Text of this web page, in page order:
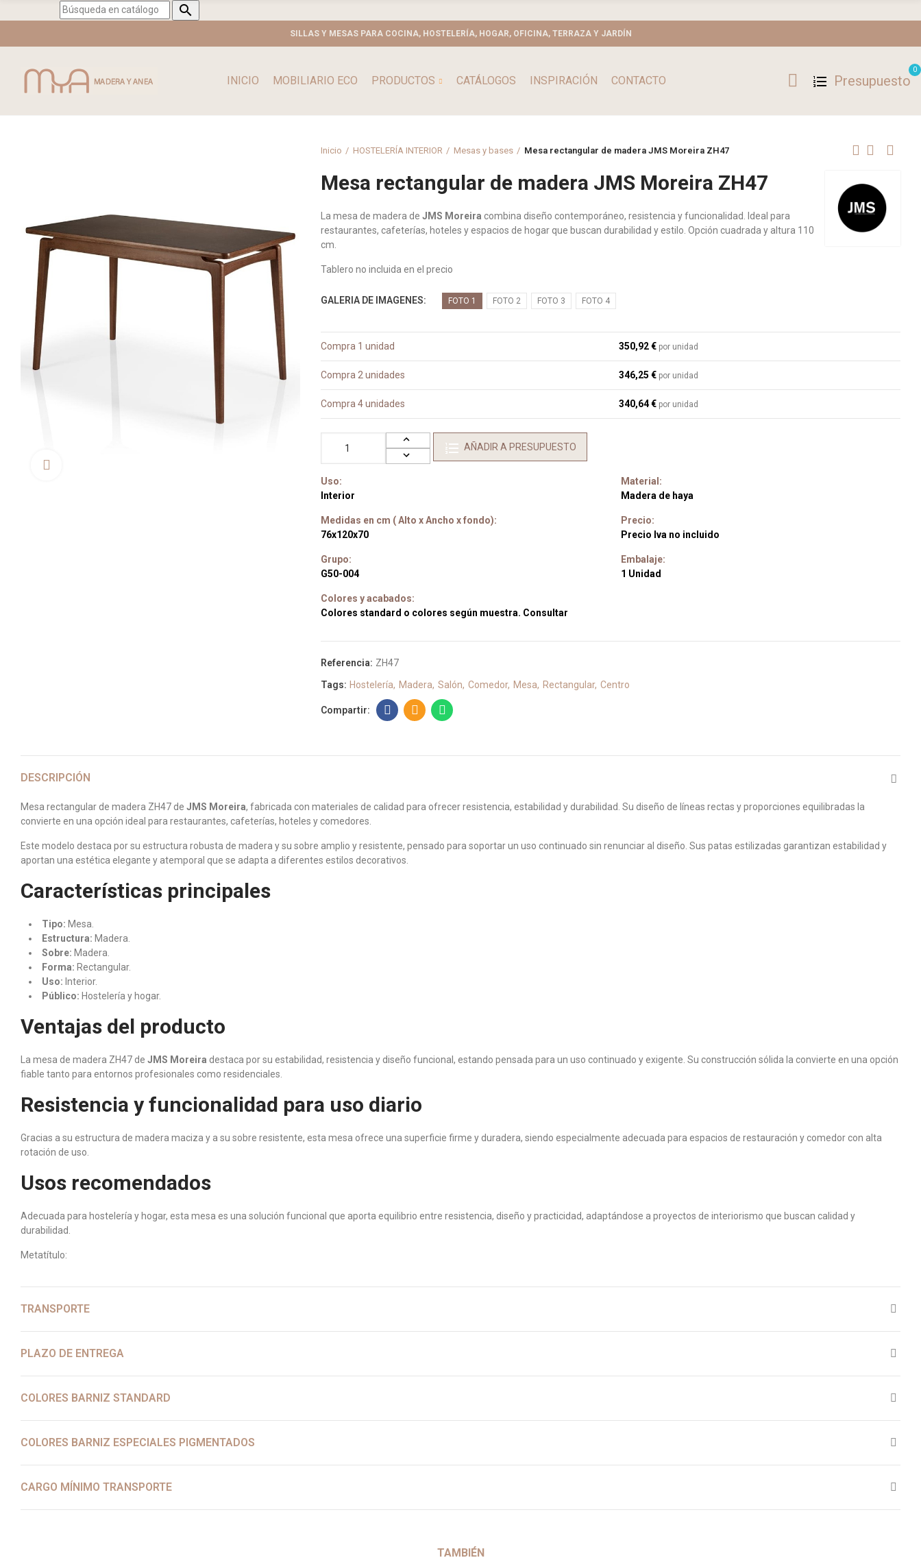

SILLAS Y MESAS PARA COCINA, HOSTELERÍA, HOGAR, OFICINA, TERRAZA Y JARDÍN
INICIO MOBILIARIO ECO PRODUCTOS CATÁLOGOS INSPIRACIÓN CONTACTO Presupuesto
0
Inicio HOSTELERÍA INTERIOR Mesas y bases Mesa rectangular de madera JMS Moreira ZH47
Mesa rectangular de madera JMS Moreira ZH47
La mesa de madera de JMS Moreira combina diseño contemporáneo, resistencia y funcionalidad. Ideal para
restaurantes, cafeterías, hoteles y espacios de hogar que buscan durabilidad y estilo. Opción cuadrada y altura 110
cm.
Tablero no incluida en el precio
GALERIA DE IMAGENES FOTO 1 FOTO 2 FOTO 3 FOTO 4
Compra 1 unidad 350,92 € por unidad
Compra 2 unidades 346,25 € por unidad
Compra 4 unidades 340,64 € por unidad
AÑADIR A PRESUPUESTO
Uso:
Interior
Material:
Madera de haya
Medidas en cm ( Alto x Ancho x fondo):
76x120x70
Precio:
Precio Iva no incluido
Grupo:
G50-004
Embalaje:
1 Unidad
Colores y acabados:
Colores standard o colores según muestra. Consultar
Referencia: ZH47
Tags: Hostelería Madera Salón Comedor Mesa Rectangular Centro
DESCRIPCIÓN
Mesa rectangular de madera ZH47 de JMS Moreira, fabricada con materiales de calidad para ofrecer resistencia, estabilidad y durabilidad. Su diseño de líneas rectas y proporciones equilibradas la
convierte en una opción ideal para restaurantes, cafeterías, hoteles y comedores.
Este modelo destaca por su estructura robusta de madera y su sobre amplio y resistente, pensado para soportar un uso continuado sin renunciar al diseño. Sus patas estilizadas garantizan estabilidad y
aportan una estética elegante y atemporal que se adapta a diferentes estilos decorativos.
Características principales
Tipo: Mesa.
Estructura: Madera.
Sobre: Madera.
Forma: Rectangular.
Uso: Interior.
Público: Hostelería y hogar.
Ventajas del producto
La mesa de madera ZH47 de JMS Moreira destaca por su estabilidad, resistencia y diseño funcional, estando pensada para un uso continuado y exigente. Su construcción sólida la convierte en una opción
fiable tanto para entornos profesionales como residenciales.
Resistencia y funcionalidad para uso diario
Gracias a su estructura de madera maciza y a su sobre resistente, esta mesa ofrece una superficie firme y duradera, siendo especialmente adecuada para espacios de restauración y comedor con alta
rotación de uso.
Usos recomendados
Adecuada para hostelería y hogar, esta mesa es una solución funcional que aporta equilibrio entre resistencia, diseño y practicidad, adaptándose a proyectos de interiorismo que buscan calidad y
durabilidad.
Metatítulo:
TRANSPORTE
PLAZO DE ENTREGA
COLORES BARNIZ STANDARD
COLORES BARNIZ ESPECIALES PIGMENTADOS
CARGO MÍNIMO TRANSPORTE
TAMBIÉN